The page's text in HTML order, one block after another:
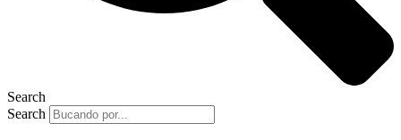
Search
Search